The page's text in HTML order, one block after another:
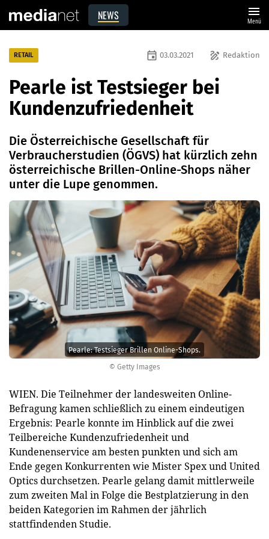
NEWS menu
Menü
© Getty Images
Pearle: Testsieger Brillen Online-Shops.
RETAIL draw Redaktion
event 03.03.2021
Pearle ist Testsieger bei
Kundenzufriedenheit
Die Österreichische Gesellschaft für
Verbraucherstudien (ÖGVS) hat kürzlich zehn
österreichische Brillen-Online-Shops näher
unter die Lupe genommen.
WIEN. Die Teilnehmer der landesweiten Online-
Befragung kamen schließlich zu einem eindeutigen
Ergebnis: Pearle konnte im Hinblick auf die zwei
Teilbereiche Kundenzufriedenheit und
Kundenenservice am besten punkten und sich am
Ende gegen Konkurrenten wie Mister Spex und United
Optics durchsetzen. Pearle gelang damit mittlerweile
zum zweiten Mal in Folge die Bestplatzierung in den
beiden Kategorien im Rahmen der jährlich
stattfindenden Studie.